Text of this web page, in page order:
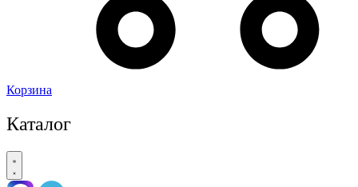
Корзина
Каталог